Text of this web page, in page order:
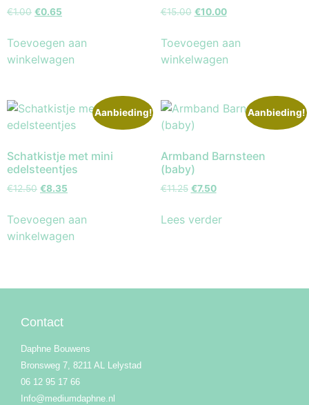
€1.00 €0.65
Toevoegen aan
winkelwagen
€15.00 €10.00
Toevoegen aan
winkelwagen
Aanbieding!
Schatkistje met mini
edelsteentjes
€12.50 €8.35
Toevoegen aan
winkelwagen
Aanbieding!
Armband Barnsteen
(baby)
€11.25 €7.50
Lees verder
Contact
Daphne Bouwens
Bronsweg 7, 8211 AL Lelystad
06 12 95 17 66
Info@mediumdaphne.nl